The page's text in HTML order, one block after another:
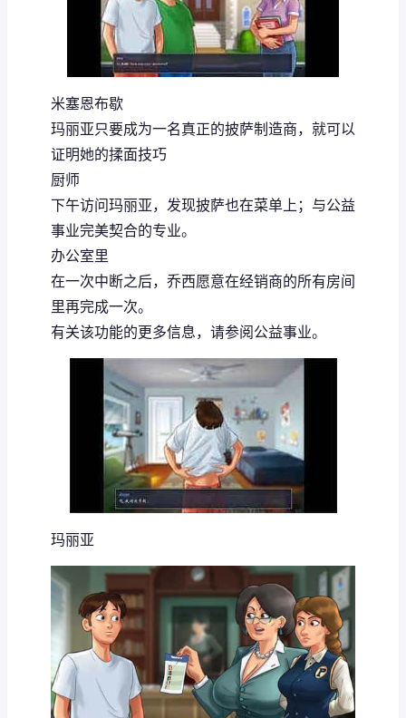
米塞恩布歇
玛丽亚只要成为一名真正的披萨制造商，就可以
证明她的揉面技巧
厨师
下午访问玛丽亚，发现披萨也在菜单上；与公益
事业完美契合的专业。
办公室里
在一次中断之后，乔西愿意在经销商的所有房间
里再完成一次。
有关该功能的更多信息，请参阅公益事业。
玛丽亚